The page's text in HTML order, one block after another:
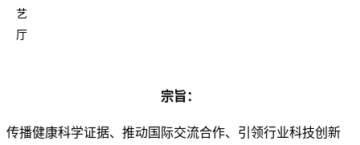
艺
厅
宗旨：
传播健康科学证据、推动国际交流合作、引领行业科技创新